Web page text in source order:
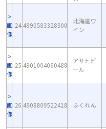
画
像
24 4990583328300
北海道ワ
イン
画
像
25 4901004060488
アサヒビ
ール
画
像
26 4908809522418 ふくれん